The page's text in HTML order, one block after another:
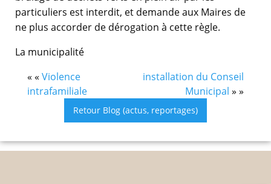
particuliers est interdit, et demande aux Maires de
ne plus accorder de dérogation à cette règle.
La municipalité
« « Violence
intrafamiliale
installation du Conseil
Municipal » »
Retour Blog (actus, reportages)